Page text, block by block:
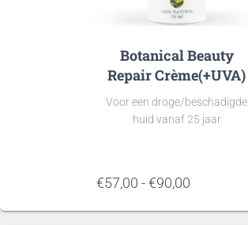
Botanical Beauty
Repair Crème(+UVA)
Voor een droge/beschadigde
huid vanaf 25 jaar
€57,00 -€90,00
tot